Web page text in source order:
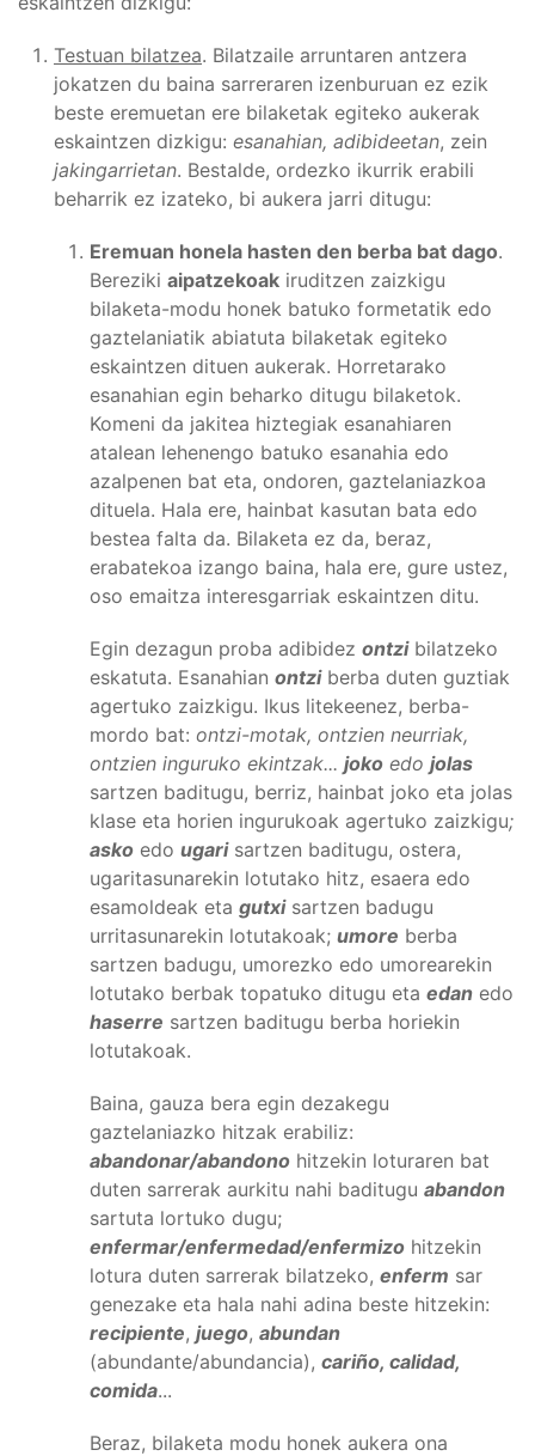
Testuan bilatzea. Bilatzaile arruntaren antzera
jokatzen du baina sarreraren izenburuan ez ezik
beste eremuetan ere bilaketak egiteko aukerak
eskaintzen dizkigu: esanahian, adibideetan, zein
jakingarrietan. Bestalde, ordezko ikurrik erabili
beharrik ez izateko, bi aukera jarri ditugu:
Eremuan honela hasten den berba bat dago.
Bereziki aipatzekoak iruditzen zaizkigu
bilaketa-modu honek batuko formetatik edo
gaztelaniatik abiatuta bilaketak egiteko
eskaintzen dituen aukerak. Horretarako
esanahian egin beharko ditugu bilaketok.
Komeni da jakitea hiztegiak esanahiaren
atalean lehenengo batuko esanahia edo
azalpenen bat eta, ondoren, gaztelaniazkoa
dituela. Hala ere, hainbat kasutan bata edo
bestea falta da. Bilaketa ez da, beraz,
erabatekoa izango baina, hala ere, gure ustez,
oso emaitza interesgarriak eskaintzen ditu.
Egin dezagun proba adibidez ontzibilatzeko
eskatuta. Esanahian ontziberba duten guztiak
agertuko zaizkigu. Ikus litekeenez, berba-
mordo bat: ontzi-motak, ontzien neurriak,
ontzien inguruko ekintzak... joko edo jolas
sartzen baditugu, berriz, hainbat joko eta jolas
klase eta horien ingurukoak agertuko zaizkigu;
asko edo ugarisartzen baditugu, ostera,
ugaritasunarekin lotutako hitz, esaera edo
esamoldeak eta gutxisartzen badugu
urritasunarekin lotutakoak; umore berba
sartzen badugu, umorezko edo umorearekin
lotutako berbak topatuko ditugu eta edan edo
haserre sartzen baditugu berba horiekin
lotutakoak.
Baina, gauza bera egin dezakegu
gaztelaniazko hitzak erabiliz:
abandonar/abandono hitzekin loturaren bat
duten sarrerak aurkitu nahi baditugu abandon
sartuta lortuko dugu;
enfermar/enfermedad/enfermizo hitzekin
lotura duten sarrerak bilatzeko, enferm sar
genezake eta hala nahi adina beste hitzekin:
recipiente, juego, abundan
(abundante/abundancia), cariño, calidad,
comida...
Beraz, bilaketa modu honek aukera ona